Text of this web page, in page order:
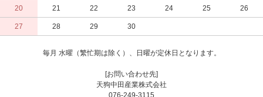
20 21 22 23 24 25 26
27 28 29 30
毎月 水曜（繁忙期は除く）、日曜が定休日となります。
[お問い合わせ先]
天狗中田産業株式会社
076-249-3115